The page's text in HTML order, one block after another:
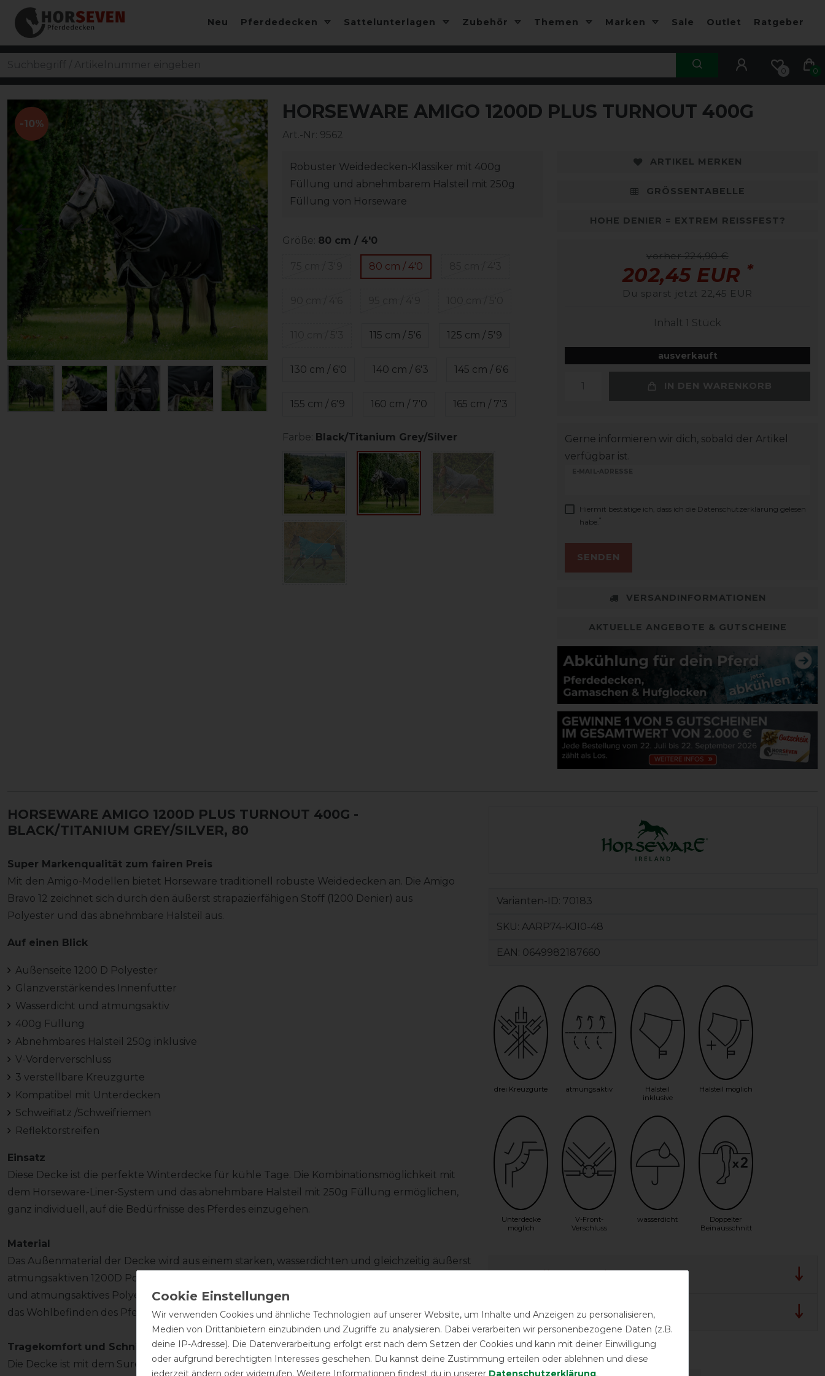
Neu Pferdedecken Sattelunterlagen Zubehör Themen Marken Sale Outlet Ratgeber
0 0
-10%
HORSEWARE AMIGO 1200D PLUS TURNOUT 400G
Art.-Nr: 9562
Robuster Weidedecken-Klassiker mit 400g
Füllung und abnehmbarem Halsteil mit 250g
Füllung von Horseware
Größe: 80 cm / 4'0
80 cm / 4'0
115 cm / 5'6 125 cm / 5'9
130 cm / 6'0 140 cm / 6'3 145 cm / 6'6
155 cm / 6'9 160 cm / 7'0 165 cm / 7'3
Farbe: Black/Titanium Grey/Silver
ARTIKEL MERKEN
GRÖSSENTABELLE
HOHE DENIER = EXTREM REISSFEST?
vorher 224,90 €
202,45 EUR *
Du sparst jetzt 22,45 EUR
Inhalt 1 Stück
ausverkauft
IN DEN WARENKORB
Gerne informieren wir dich, sobald der Artikel
verfügbar ist.
E-MAIL-ADRESSE
Hiermit bestätige ich, dass ich die Daten­schutz­erklärung gelesen
habe. *
SENDEN
VERSANDINFORMATIONEN
AKTUELLE ANGEBOTE & GUTSCHEINE
HORSEWARE AMIGO 1200D PLUS TURNOUT 400G -
BLACK/TITANIUM GREY/SILVER, 80
Super Markenqualität zum fairen Preis
Mit den Amigo-Modellen bietet Horseware traditionell robuste Weidedecken an. Die Amigo
Bravo 12 zeichnet sich durch den äußerst strapazierfähigen Stoff (1200 Denier) aus
Polyester und das abnehmbare Halsteil aus.
Auf einen Blick
Außenseite 1200 D Polyester
Glanzverstärkendes Innenfutter
Wasserdicht und atmungsaktiv
400g Füllung
Abnehmbares Halsteil 250g inklusive
V-Vorderverschluss
3 verstellbare Kreuzgurte
Kompatibel mit Unterdecken
Schweiflatz /Schweifriemen
Reflektorstreifen
Einsatz
Diese Decke ist die perfekte Winterdecke für kühle Tage. Die Kombinationsmöglichkeit mit
dem Horseware-Liner-System und das abnehmbare Halsteil mit 250g Füllung ermöglichen,
ganz individuell, auf die Bedürfnisse des Pferdes einzugehen.
Material
Das Außenmaterial der Decke wird aus einem starken, wasserdichten und gleichzeitig äußerst
atmungsaktiven 1200D Polyestergewebe gefertigt. Innen sorgt ein seidiges
und atmungsaktives Polyesterfutter, das dem Fell zusätzlich einen seidigen Glanz verleiht, für
das Wohlbefinden des Pferdes.
Tragekomfort und Schnitt
Die Decke ist mit dem Surefit Halsausschnitt versehen. Das Horseware "Surefit Neck Design"
Varianten-ID: 70183
SKU: AARP74-KJI0-48
EAN: 0649982187660
drei Kreuzgurte atmungsaktiv
Halsteil
inklusive
Halsteil möglich
Unterdecke
möglich
V-Front-
Verschluss
wasserdicht
Doppelter
Beinausschnitt
Herstellergarantie
Wasch- und Pflegehinweis
Qualitätsstufen
Wir verwenden Cookies und ähnliche Technologien auf unserer Website, um Inhalte und Anzeigen zu personalisieren,
Medien von Drittanbietern einzubinden und Zugriffe zu analysieren. Dabei verarbeiten wir personenbezogene Daten (z.B.
deine IP-Adresse). Die Datenverarbeitung erfolgt erst nach dem Setzen der Cookies und kann mit deiner Einwilligung
oder aufgrund berechtigten Interesses geschehen. Du kannst deine Zustimmung erteilen oder ablehnen und diese
jederzeit ändern oder widerrufen. Weitere Informationen findest du in unserer Daten­schutz­erklärung.